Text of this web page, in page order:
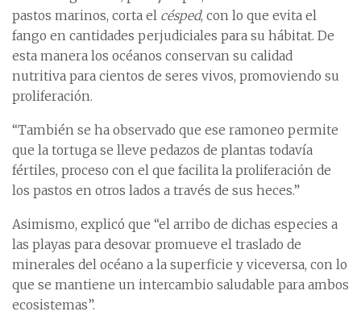
pastos marinos, corta el césped, con lo que evita el
fango en cantidades perjudiciales para su hábitat. De
esta manera los océanos conservan su calidad
nutritiva para cientos de seres vivos, promoviendo su
proliferación.
“También se ha observado que ese ramoneo permite
que la tortuga se lleve pedazos de plantas todavía
fértiles, proceso con el que facilita la proliferación de
los pastos en otros lados a través de sus heces.”
Asimismo, explicó que “el arribo de dichas especies a
las playas para desovar promueve el traslado de
minerales del océano a la superficie y viceversa, con lo
que se mantiene un intercambio saludable para ambos
ecosistemas”.